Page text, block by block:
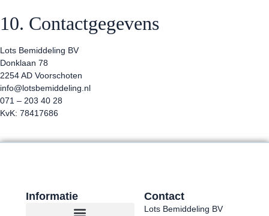
10. Contactgegevens
Lots Bemiddeling BV
Donklaan 78
2254 AD Voorschoten
info@lotsbemiddeling.nl
071 – 203 40 28
KvK: 78417686
Informatie Contact
Lots Bemiddeling BV